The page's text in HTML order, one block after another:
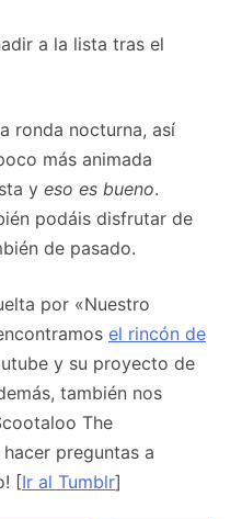
a la lista tras el
ronda nocturna, así
más animada
y eso es bueno.
podáis disfrutar de
de pasado.
por «Nuestro
el rincón de
y su proyecto de
también nos
The
preguntas a
[Ir al Tumblr]